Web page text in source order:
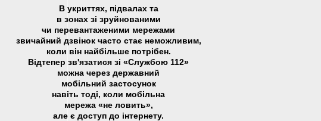
В укриттях, підвалах та
в зонах зі зруйнованими
чи перевантаженими мережами
звичайний дзвінок часто стає неможливим,
коли він найбільше потрібен.
Відтепер зв'язатися зі «Службою 112»
можна через державний
мобільний застосунок
навіть тоді, коли мобільна
мережа «не ловить»,
але є доступ до інтернету.